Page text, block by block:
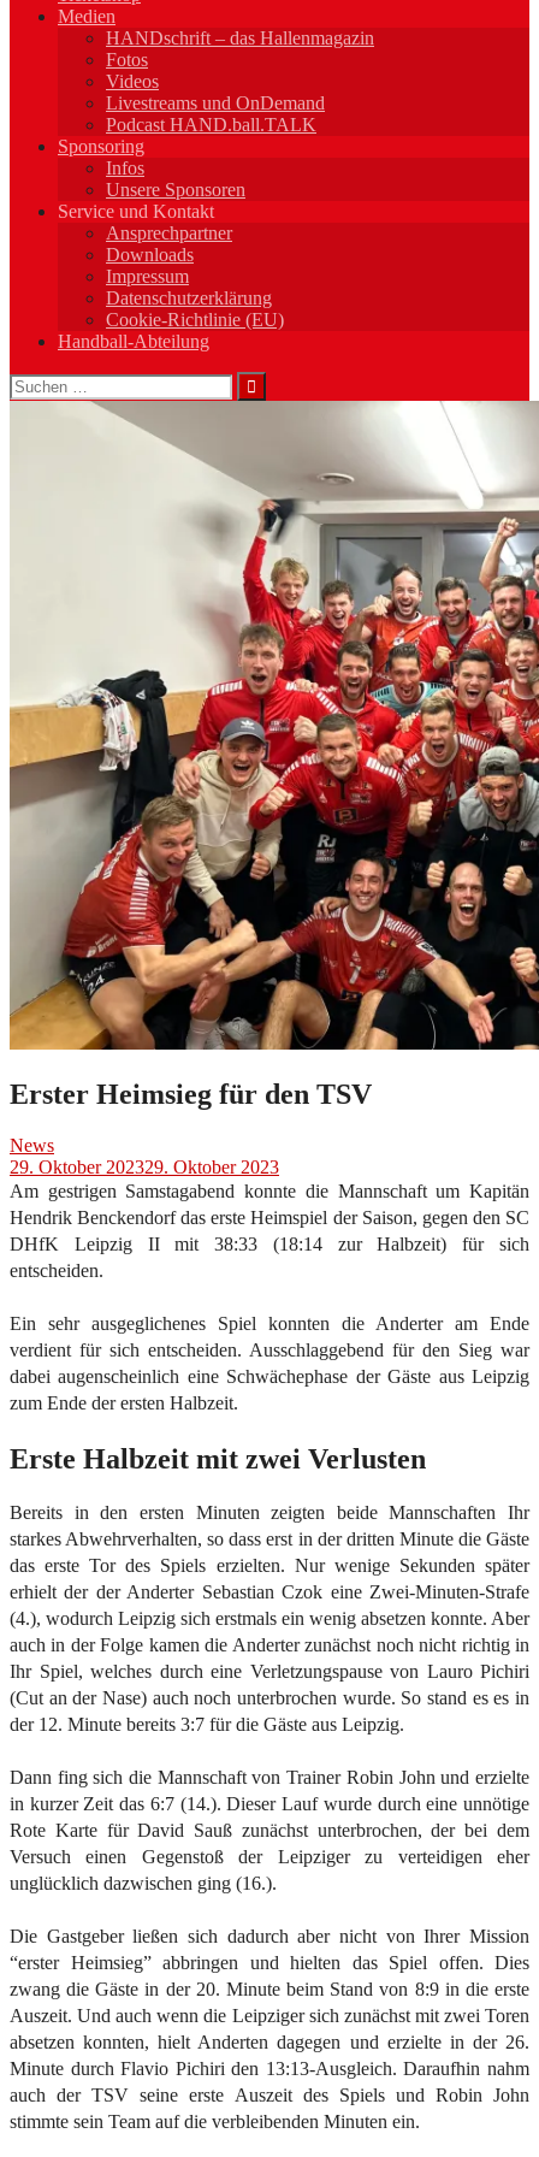
Medien
HANDschrift – das Hallenmagazin
Fotos
Videos
Livestreams und OnDemand
Podcast HAND.ball.TALK
Sponsoring
Infos
Unsere Sponsoren
Service und Kontakt
Ansprechpartner
Downloads
Impressum
Datenschutzerklärung
Cookie-Richtlinie (EU)
Handball-Abteilung
Suchen
nach:
Erster Heimsieg für den TSV
News
29. Oktober 202329. Oktober 2023
Am gestrigen Samstagabend konnte die Mannschaft um Kapitän
Hendrik Benckendorf das erste Heimspiel der Saison, gegen den SC
DHfK Leipzig II mit 38:33 (18:14 zur Halbzeit) für sich
entscheiden.
Ein sehr ausgeglichenes Spiel konnten die Anderter am Ende
verdient für sich entscheiden. Ausschlaggebend für den Sieg war
dabei augenscheinlich eine Schwächephase der Gäste aus Leipzig
zum Ende der ersten Halbzeit.
Erste Halbzeit mit zwei Verlusten
Bereits in den ersten Minuten zeigten beide Mannschaften Ihr
starkes Abwehrverhalten, so dass erst in der dritten Minute die Gäste
das erste Tor des Spiels erzielten. Nur wenige Sekunden später
erhielt der der Anderter Sebastian Czok eine Zwei-Minuten-Strafe
(4.), wodurch Leipzig sich erstmals ein wenig absetzen konnte. Aber
auch in der Folge kamen die Anderter zunächst noch nicht richtig in
Ihr Spiel, welches durch eine Verletzungspause von Lauro Pichiri
(Cut an der Nase) auch noch unterbrochen wurde. So stand es es in
der 12. Minute bereits 3:7 für die Gäste aus Leipzig.
Dann fing sich die Mannschaft von Trainer Robin John und erzielte
in kurzer Zeit das 6:7 (14.). Dieser Lauf wurde durch eine unnötige
Rote Karte für David Sauß zunächst unterbrochen, der bei dem
Versuch einen Gegenstoß der Leipziger zu verteidigen eher
unglücklich dazwischen ging (16.).
Die Gastgeber ließen sich dadurch aber nicht von Ihrer Mission
“erster Heimsieg” abbringen und hielten das Spiel offen. Dies
zwang die Gäste in der 20. Minute beim Stand von 8:9 in die erste
Auszeit. Und auch wenn die Leipziger sich zunächst mit zwei Toren
absetzen konnten, hielt Anderten dagegen und erzielte in der 26.
Minute durch Flavio Pichiri den 13:13-Ausgleich. Daraufhin nahm
auch der TSV seine erste Auszeit des Spiels und Robin John
stimmte sein Team auf die verbleibenden Minuten ein.